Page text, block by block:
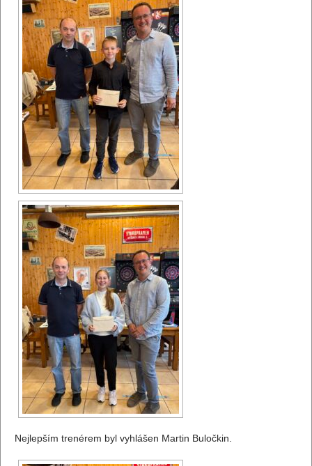
Nejlepším trenérem byl vyhlášen Martin Buločkin.